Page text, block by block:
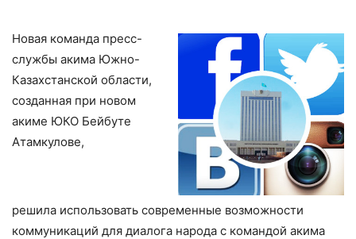
Новая команда пресс-
службы акима Южно-
Казахстанской области,
созданная при новом
акиме ЮКО Бейбуте
Атамкулове,
решила использовать современные возможности
коммуникаций для диалога народа с командой акима